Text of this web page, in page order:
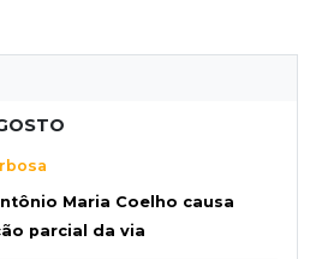
Maria Coelho causa
parcial da via